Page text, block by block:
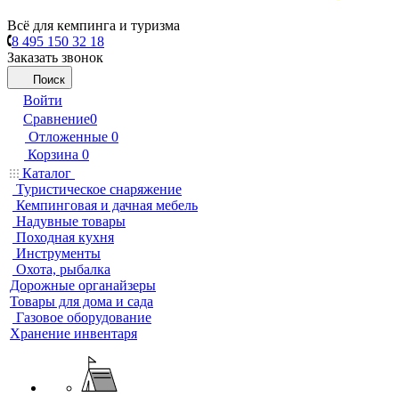
Всё для кемпинга и туризма
8 495 150 32 18
Заказать звонок
Поиск
Войти
Сравнение0
Отложенные 0
Корзина 0
Каталог
Туристическое снаряжение
Кемпинговая и дачная мебель
Надувные товары
Походная кухня
Инструменты
Охота, рыбалка
Дорожные органайзеры
Товары для дома и сада
Газовое оборудование
Хранение инвентаря